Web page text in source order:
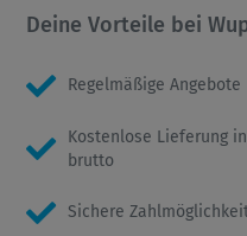
Deine Vorteile bei
Regelmäßige Angebote
Kostenlose Lieferung
brutto
Sichere